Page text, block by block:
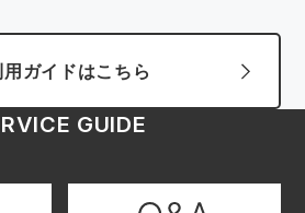
用ガイドはこちら
GUIDE